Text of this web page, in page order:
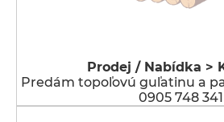
Prodej / Nabídka >
Predám topoľovú guľatinu a
0905 748 341